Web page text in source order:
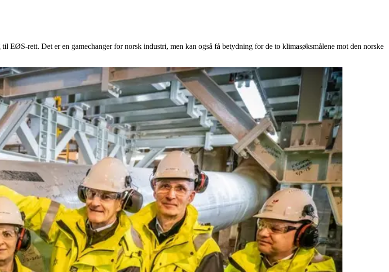
EØS-rett. Det er en gamechanger for norsk industri, men kan også få betydning for de to klimasøksmålene mot den norske